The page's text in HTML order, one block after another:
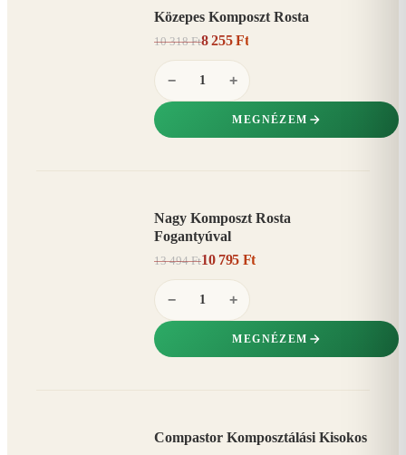
Közepes Komposzt Rosta
10 318 Ft8 255 Ft
− +
MEGNÉZEM
Nagy Komposzt Rosta
Fogantyúval
13 494 Ft10 795 Ft
− +
MEGNÉZEM
Compastor Komposztálási Kisokos